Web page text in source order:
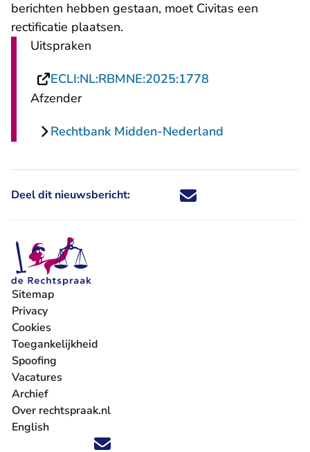
berichten hebben gestaan, moet Civitas een
rectificatie plaatsen.
Uitspraken
ECLI:NL:RBMNE:2025:1778
Afzender
Rechtbank Midden-Nederland
Deel dit nieuwsbericht: Deel dit nieuwsbericht via X -
Deel dit nieuwsbericht via
Deel dit nieuwsbericht
Deel dit
Volg ons op X (Twitter) - U verlaat Rechtspraak.nl
Volg ons op Facebook - U verlaat Rechtspraak.nl
Volg ons op Instagram - U verlaat Rechtspraak.nl
Volg ons op Youtube - U verlaat Rechtspraak.nl
Volg ons op LinkedIn - U verlaat
'Blijf op de hoogte' nieuwsbrief - U verlaat
Sitemap
Privacy
Cookies
Toegankelijkheid
Spoofing
Vacatures
- U verlaat Rechtspraak.nl
Archief
Over rechtspraak.nl
English